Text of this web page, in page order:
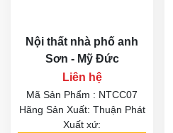
Nội thất nhà phố anh
Sơn - Mỹ Đức
Liên hệ
Mã Sản Phẩm : NTCC07
Hãng Sản Xuất: Thuận Phát
Xuất xứ: